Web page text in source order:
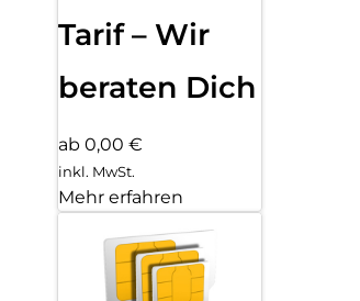
Tarif – Wir
beraten Dich
ab 0,00 €
inkl. MwSt.
Mehr erfahren